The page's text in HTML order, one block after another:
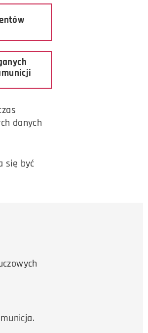
danych
się być